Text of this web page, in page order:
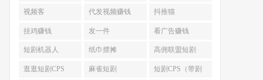
视频客 代发视频赚钱 抖推猫
挂鸡赚钱 发一件 看广告赚钱
短剧机器人 纸巾摆摊 高佣联盟短剧
CPS
逛逛短剧CPS 麻雀短剧 短剧CPS（带剧